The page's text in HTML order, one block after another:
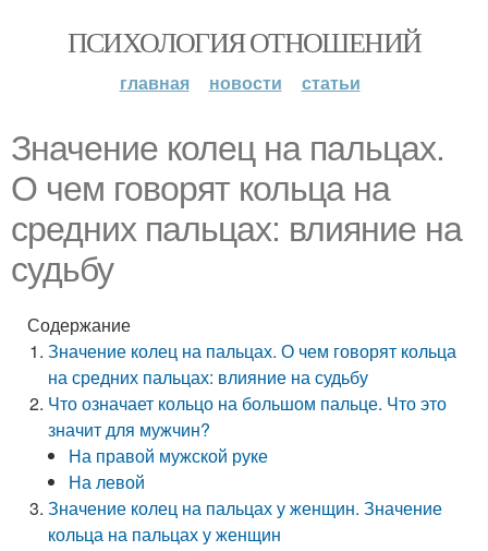
ПСИХОЛОГИЯ ОТНОШЕНИЙ
главная новости статьи
Значение колец на пальцах.
О чем говорят кольца на
средних пальцах: влияние на
судьбу
Содержание
Значение колец на пальцах. О чем говорят кольца
на средних пальцах: влияние на судьбу
Что означает кольцо на большом пальце. Что это
значит для мужчин?
На правой мужской руке
На левой
Значение колец на пальцах у женщин. Значение
кольца на пальцах у женщин